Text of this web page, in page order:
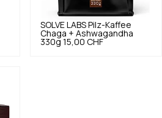
SOLVE LABS Pilz-Kaffee
Chaga + Ashwagandha
330g 15,00 CHF